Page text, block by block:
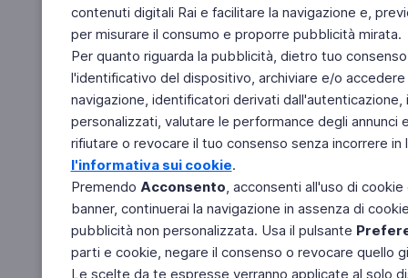
contenuti digitali Rai e facilitare la navigazione e,
per misurare il consumo e proporre pubblicità mirata.
Per quanto riguarda la pubblicità, dietro tuo
l'identificativo del dispositivo, archiviare e/o
navigazione, identificatori derivati
personalizzati, valutare le performance degli
rifiutare o revocare il tuo consenso senza incorrere
l'informativa sui cookie.
Premendo Acconsento, acconsenti all'uso di
banner, continuerai la navigazione in assenza di
pubblicità non personalizzata. Usa il pulsante
parti e cookie, negare il consenso o revocare quello
Le scelte da te espresse verranno applicate al solo